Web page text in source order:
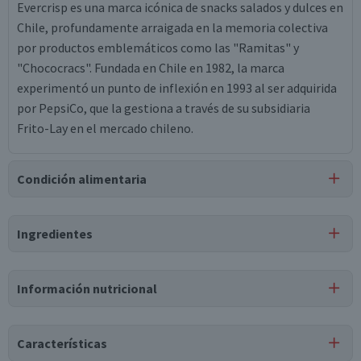
Evercrisp es una marca icónica de snacks salados y dulces en
Chile, profundamente arraigada en la memoria colectiva
por productos emblemáticos como las "Ramitas" y
"Chococracs". Fundada en Chile en 1982, la marca
experimentó un punto de inflexión en 1993 al ser adquirida
por PepsiCo, que la gestiona a través de su subsidiaria
Frito-Lay en el mercado chileno.
Condición alimentaria
Ingredientes
lecitina de soya, saborizante idéntico al natural.
Información nutricional
Características